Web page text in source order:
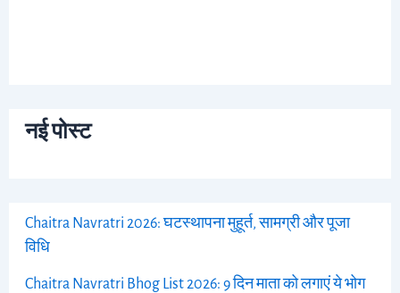
नई पोस्ट
Chaitra Navratri 2026: घटस्थापना मुहूर्त, सामग्री और पूजा
विधि
Chaitra Navratri Bhog List 2026: 9 दिन माता को लगाएं ये भोग